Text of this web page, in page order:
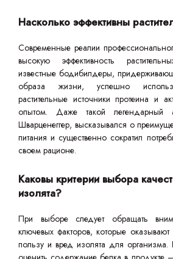
Насколько эффективны
Современные реалии
высокую эффективность
известные бодибилдеры,
образа жизни, успешно
растительные источники протеина и
опытом. Даже такой легендарный
Шварценеггер, высказывался о
питания и существенно сократил
своем рационе.
Каковы критерии выбора
изолята?
При выборе следует обращать
ключевых факторов, которые
пользу и вред изолята для